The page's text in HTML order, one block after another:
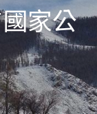
家公